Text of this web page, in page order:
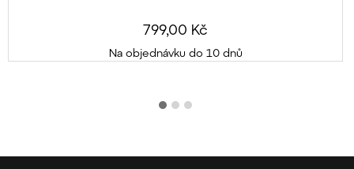
799,00 Kč
Na objednávku do 10 dnů